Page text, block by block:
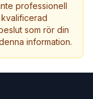
professionell
som rör din
information.